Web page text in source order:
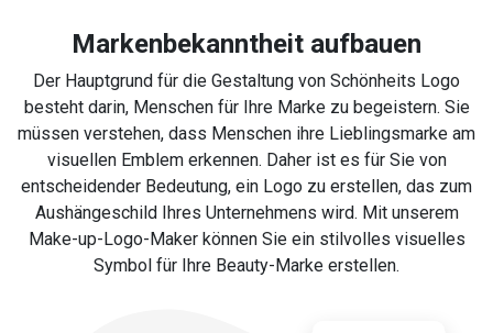
Markenbekanntheit aufbauen
Der Hauptgrund für die Gestaltung von Schönheits Logo
besteht darin, Menschen für Ihre Marke zu begeistern. Sie
müssen verstehen, dass Menschen ihre Lieblingsmarke am
visuellen Emblem erkennen. Daher ist es für Sie von
entscheidender Bedeutung, ein Logo zu erstellen, das zum
Aushängeschild Ihres Unternehmens wird. Mit unserem
Make-up-Logo-Maker können Sie ein stilvolles visuelles
Symbol für Ihre Beauty-Marke erstellen.